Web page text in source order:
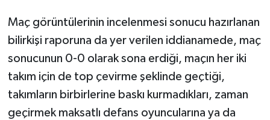
Maç görüntülerinin incelenmesi sonucu hazırlanan
bilirkişi raporuna da yer verilen iddianamede, maç
sonucunun 0-0 olarak sona erdiği, maçın her iki
takım için de top çevirme şeklinde geçtiği,
takımların birbirlerine baskı kurmadıkları, zaman
geçirmek maksatlı defans oyuncularına ya da